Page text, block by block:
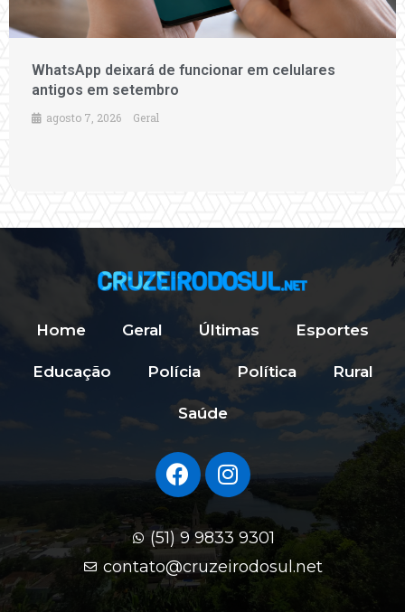
WhatsApp deixará de funcionar em celulares
antigos em setembro
agosto 7, 2026 Geral
Home Geral Últimas Esportes
Educação Polícia Política Rural
Saúde
(51) 9 9833 9301
contato@cruzeirodosul.net